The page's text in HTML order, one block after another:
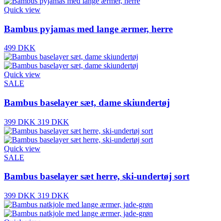
Quick view
Bambus pyjamas med lange ærmer, herre
499 DKK
Quick view
SALE
Bambus baselayer sæt, dame skiundertøj
399 DKK 319 DKK
Quick view
SALE
Bambus baselayer sæt herre, ski-undertøj sort
399 DKK 319 DKK